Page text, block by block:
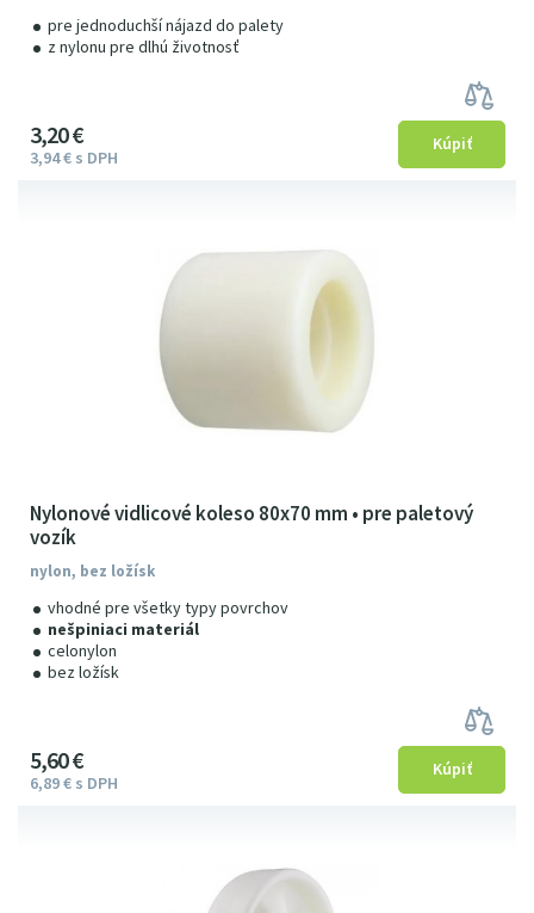
pre jednoduchší nájazd do palety
z nylonu pre dlhú životnosť
3 20€
3 94€ s DPH
Nylonové vidlicové koleso 80x70 mm • pre paletový
vozík
nylon, bez ložísk
vhodné pre všetky typy povrchov
nešpiniaci materiál
celonylon
bez ložísk
5 60€
6 89€ s DPH